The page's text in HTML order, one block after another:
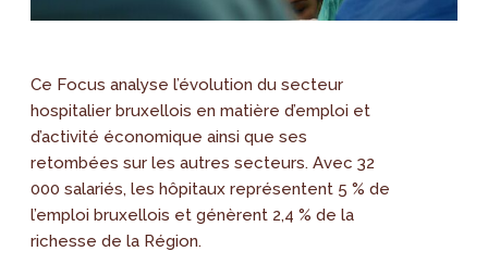
Ce Focus analyse l’évolution du secteur
hospitalier bruxellois en matière d’emploi et
d’activité économique ainsi que ses
retombées sur les autres secteurs. Avec 32
000 salariés, les hôpitaux représentent 5 % de
l’emploi bruxellois et génèrent 2,4 % de la
richesse de la Région.